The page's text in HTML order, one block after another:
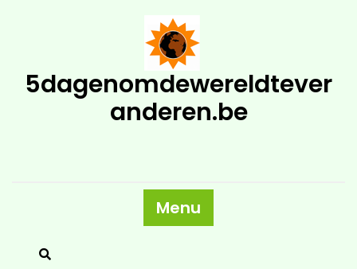
5dagenomdewereldtever
anderen.be
Menu